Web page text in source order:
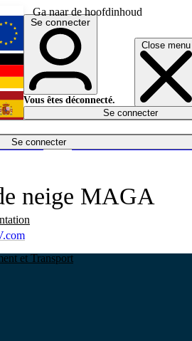
Ga naar de hoofdinhoud
Close menu
Se connecter
et Transport
Économie
English
Deutsch
Español
Se connecter
Vous êtes déconnecté.
Se connecter
neige MAGA